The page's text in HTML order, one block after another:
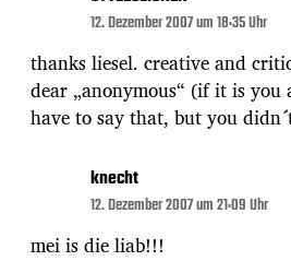
12. Dezember 2007 um 18:35 Uhr
thanks liesel. creative and
dear „anonymous“ (if it is
have to say that, but you
knecht
12. Dezember 2007 um 21:09 Uhr
mei is die liab!!!